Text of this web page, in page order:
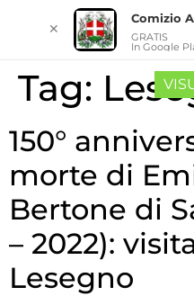
Tag:
150°
morte di
Bertone di
– 2022):
Lesegno
✕
Comizio
GRATIS
In Google